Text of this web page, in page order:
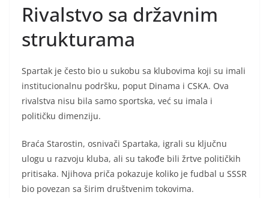
Rivalstvo sa državnim
strukturama
Spartak je često bio u sukobu sa klubovima koji su imali
institucionalnu podršku, poput Dinama i CSKA. Ova
rivalstva nisu bila samo sportska, već su imala i
političku dimenziju.
Braća Starostin, osnivači Spartaka, igrali su ključnu
ulogu u razvoju kluba, ali su takođe bili žrtve političkih
pritisaka. Njihova priča pokazuje koliko je fudbal u SSSR
bio povezan sa širim društvenim tokovima.